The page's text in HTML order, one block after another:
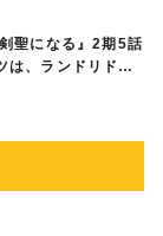
聖になる』2期5話
、ランドリドに